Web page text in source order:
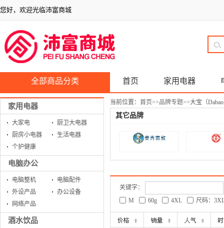
您好，欢迎光临沛富商城
全部商品分类 首页 家用电器
家用电器
大家电
厨卫大电器
厨房小电器
生活电器
个护健康
电脑办公
电脑整机
电脑配件
外设产品
办公设备
网络产品
酒水饮品
当前位置： 首页>>品牌专题>>大宝（
其它品牌
关键字：
M
60g 4XL 尺码：